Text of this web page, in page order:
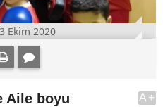
Ekim 2020
Aile boyu
A+